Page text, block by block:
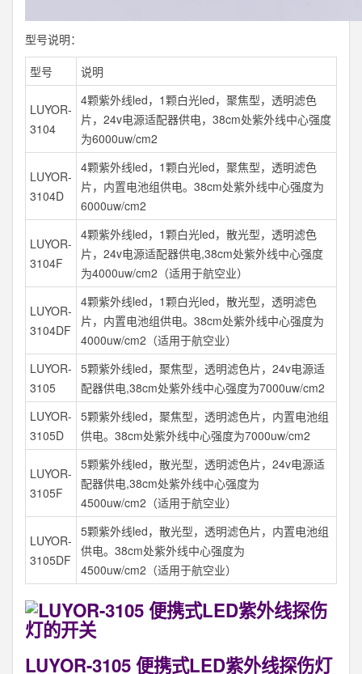
型号说明：
型号
说明
LUYOR-
3104
4颗紫外线led，1颗白光led，聚焦型，透明滤色
片，24v电源适配器供电，38cm处紫外线中心强度
为6000uw/cm2
LUYOR-
3104D
4颗紫外线led，1颗白光led，聚焦型，透明滤色
片，内置电池组供电。38cm处紫外线中心强度为
6000uw/cm2
LUYOR-
3104F
4颗紫外线led，1颗白光led，散光型，透明滤色
片，24v电源适配器供电,38cm处紫外线中心强度
为4000uw/cm2（适用于航空业）
LUYOR-
3104DF
4颗紫外线led，1颗白光led，散光型，透明滤色
片，内置电池组供电。38cm处紫外线中心强度为
4000uw/cm2（适用于航空业）
LUYOR-
3105
5颗紫外线led，聚焦型，透明滤色片，24v电源适
配器供电,38cm处紫外线中心强度为7000uw/cm2
LUYOR-
3105D
5颗紫外线led，聚焦型，透明滤色片，内置电池组
供电。38cm处紫外线中心强度为7000uw/cm2
LUYOR-
3105F
5颗紫外线led，散光型，透明滤色片，24v电源适
配器供电,38cm处紫外线中心强度为
4500uw/cm2（适用于航空业）
LUYOR-
3105DF
5颗紫外线led，散光型，透明滤色片，内置电池组
供电。38cm处紫外线中心强度为
4500uw/cm2（适用于航空业）
LUYOR-3105 便携式LED紫外线探伤灯